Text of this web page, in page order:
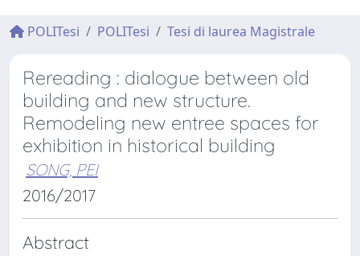
POLITesi POLITesi Tesi di laurea Magistrale
Rereading : dialogue between old
building and new structure.
Remodeling new entree spaces for
exhibition in historical building
SONG, PEI
2016/2017
Abstract